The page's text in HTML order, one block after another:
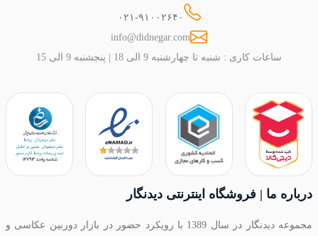
۰۲۱-۹۱۰۰۲۶۴۰
info@didnegar.com
ساعات کاری : شنبه تا چهارشنبه 9 الی 18 | پنجشنبه 9 الی 15
درباره ما | فروشگاه اینترنتی دیدنگار
مجموعه دیدنگار در سال 1389 با رویکرد حضور در بازار دوربین عکاسی و